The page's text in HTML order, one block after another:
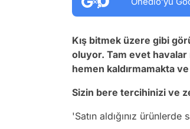
Kış bitmek üzere gibi
oluyor. Tam evet havalar
hemen kaldırmamakta
Sizin bere tercihinizi ve
'Satın aldığınız